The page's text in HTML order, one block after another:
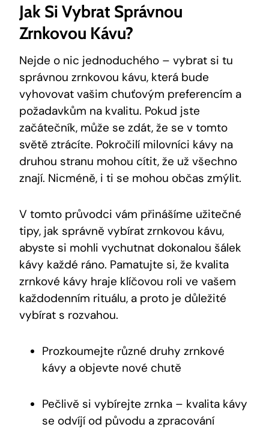
Jak Si Vybrat Správnou
Zrnkovou Kávu?
Nejde o nic jednoduchého – vybrat si tu
správnou zrnkovou kávu, která bude
vyhovovat vašim chuťovým preferencím a
požadavkům na kvalitu. Pokud jste
začátečník, může se zdát, že se v tomto
světě ztrácíte. Pokročilí milovníci kávy na
druhou stranu mohou cítit, že už všechno
znají. Nicméně, i ti se mohou občas zmýlit.
V tomto průvodci vám přinášíme užitečné
tipy, jak správně vybírat zrnkovou kávu,
abyste si mohli vychutnat dokonalou šálek
kávy každé ráno. Pamatujte si, že kvalita
zrnkové kávy hraje klíčovou roli ve vašem
každodenním rituálu, a proto je důležité
vybírat s rozvahou.
Prozkoumejte různé druhy zrnkové
kávy a objevte nové chutě
Pečlivě si vybírejte zrnka – kvalita kávy
se odvíjí od původu a zpracování